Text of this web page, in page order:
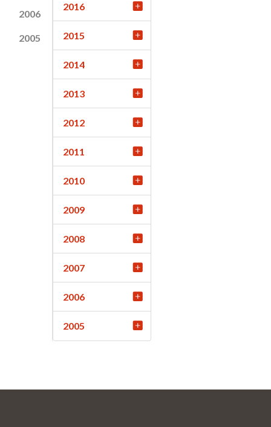
2006
2005
2016
2015
2014
2013
2012
2011
2010
2009
2008
2007
2006
2005